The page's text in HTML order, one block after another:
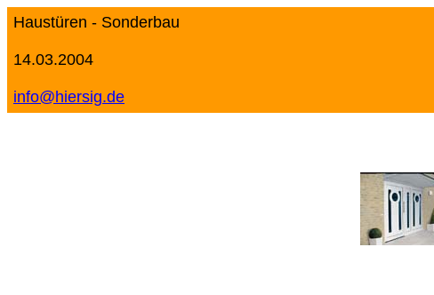
Haustüren - Sonderbau
14.03.2004
info@hiersig.de